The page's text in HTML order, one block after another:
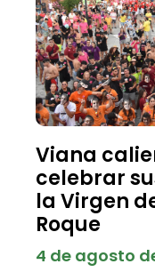
Viana
celebrar
la Virgen
Roque
4 de agosto